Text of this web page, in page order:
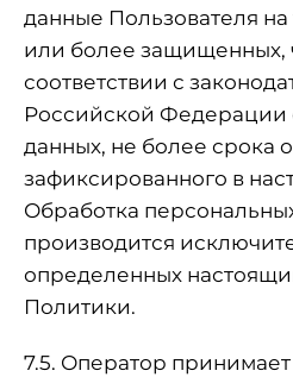
данные Пользователя на
или более защищенных,
соответствии с
Российской Федерации
данных, не более срока
зафиксированного в
Обработка
производится
определенных
Политики.
7.5. Оператор